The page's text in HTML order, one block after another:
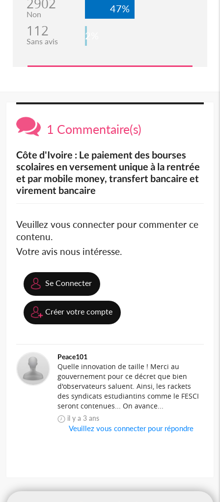
2902
Non 47%
112
Sans avis 2%
1 Commentaire(s)
Côte d'Ivoire : Le paiement des bourses
scolaires en versement unique à la rentrée
et par mobile money, transfert bancaire et
virement bancaire
Veuillez vous connecter pour commenter ce
contenu.
Votre avis nous intéresse.
Se Connecter
Créer votre compte
Peace101
Quelle innovation de taille ! Merci au
gouvernement pour ce décret que bien
d'observateurs saluent. Ainsi, les rackets
des syndicats estudiantins comme le FESCI
seront contenues... On avance...
il y a 3 ans
Veuillez vous connecter pour répondre